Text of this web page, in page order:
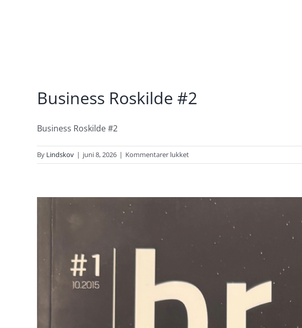
Business Roskilde #2
Business Roskilde #2
By Lindskov | juni 8, 2026 | Kommentarer lukkettil
Business